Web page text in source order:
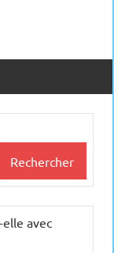
Rechercher
avec